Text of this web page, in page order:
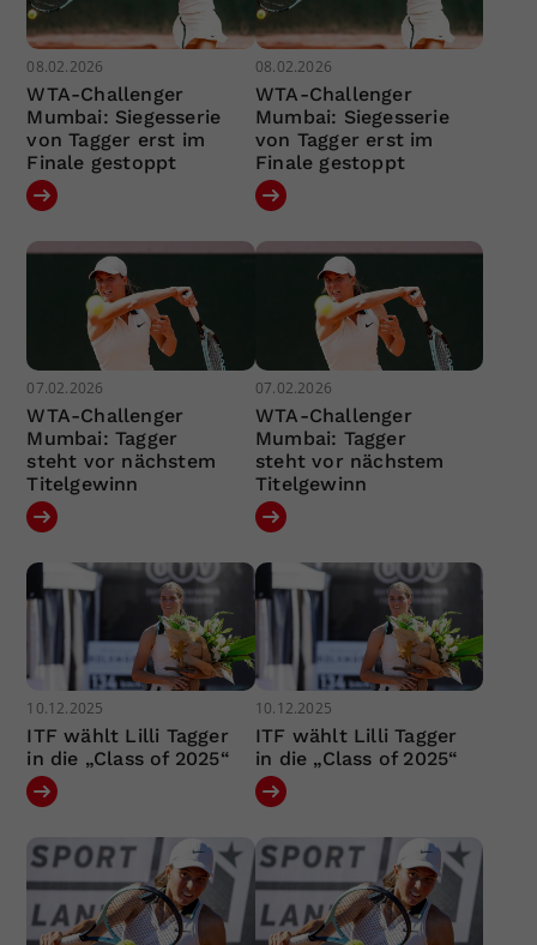
08.02.2026
WTA-Challenger
Mumbai: Siegesserie
von Tagger erst im
Finale gestoppt
08.02.2026
WTA-Challenger
Mumbai: Siegesserie
von Tagger erst im
Finale gestoppt
07.02.2026
WTA-Challenger
Mumbai: Tagger
steht vor nächstem
Titelgewinn
07.02.2026
WTA-Challenger
Mumbai: Tagger
steht vor nächstem
Titelgewinn
10.12.2025
ITF wählt Lilli Tagger
in die „Class of 2025“
10.12.2025
ITF wählt Lilli Tagger
in die „Class of 2025“